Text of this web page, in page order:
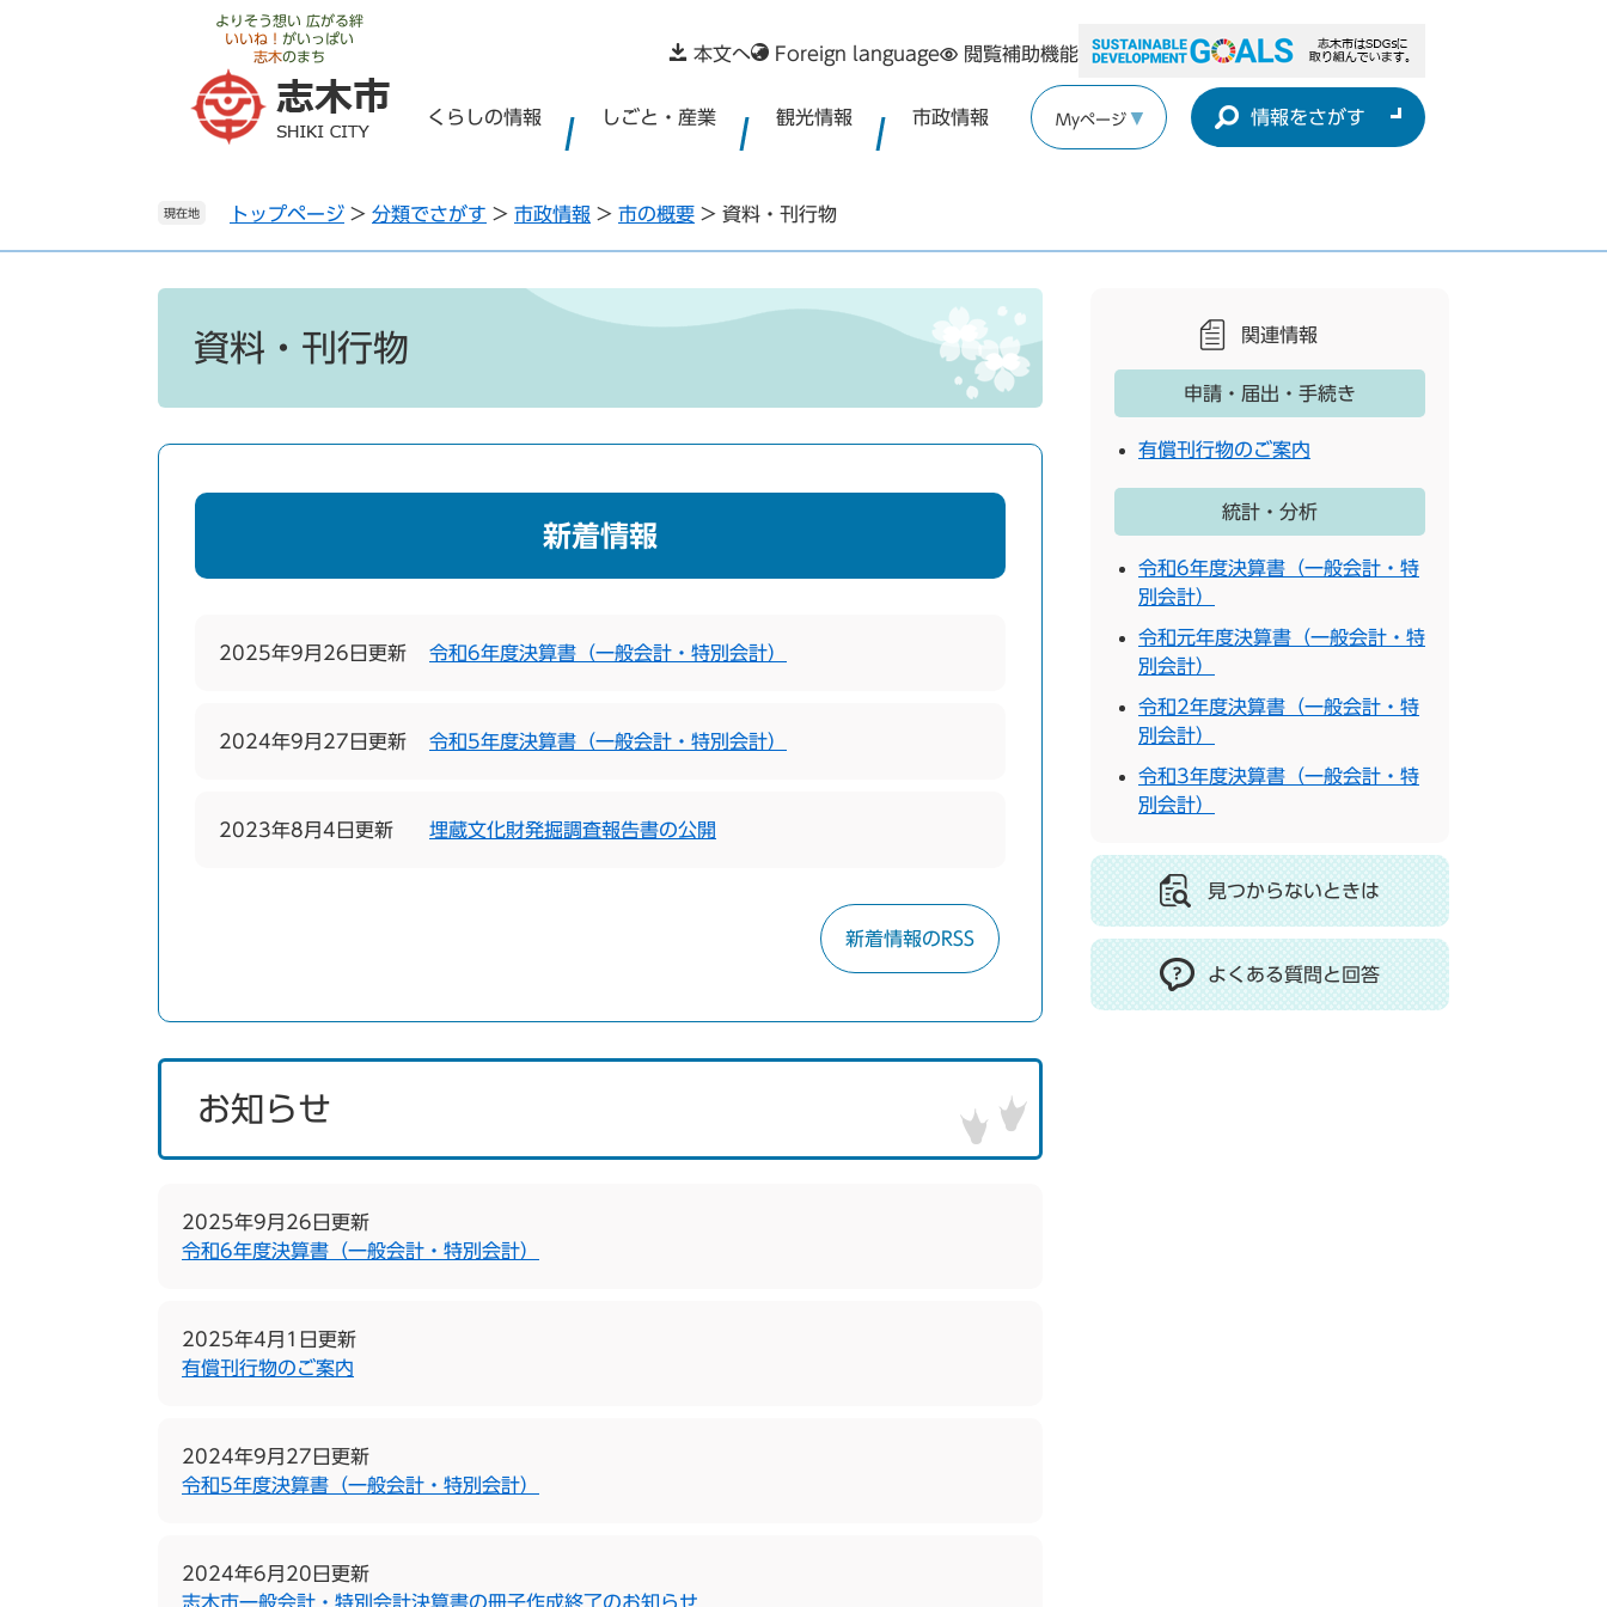
よりそう想い 広がる絆
いいね！ がいっぱい
志木のまち 本文へ Foreign language 閲覧補助機能
くらしの情報 しごと・産業 観光情報 市政情報 Myページ 情報をさがす
現在地 トップページ > 分類でさがす > 市政情報 > 市の概要 > 資料・刊行物
資料・刊行物
新着情報
2025年9月26日更新 令和6年度決算書（一般会計・特別会計）
2024年9月27日更新 令和5年度決算書（一般会計・特別会計）
2023年8月4日更新 埋蔵文化財発掘調査報告書の公開
新着情報のRSS
お知らせ
2025年9月26日更新
令和6年度決算書（一般会計・特別会計）
2025年4月1日更新
有償刊行物のご案内
2024年9月27日更新
令和5年度決算書（一般会計・特別会計）
2024年6月20日更新
志木市一般会計・特別会計決算書の冊子作成終了のお知らせ
関連情報
申請・届出・手続き
有償刊行物のご案内
統計・分析
令和6年度決算書（一般会計・特
別会計）
令和元年度決算書（一般会計・特
別会計）
令和2年度決算書（一般会計・特
別会計）
令和3年度決算書（一般会計・特
別会計）
見つからないときは
よくある質問と回答